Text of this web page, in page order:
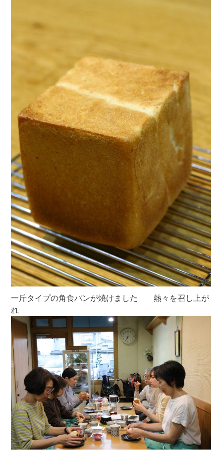
一斤タイプの角食パンが焼けました 熱々を召し上が
れ